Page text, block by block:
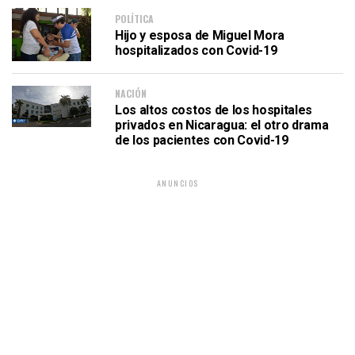
POLÍTICA
Hijo y esposa de Miguel Mora
hospitalizados con Covid-19
NACIÓN
Los altos costos de los hospitales
privados en Nicaragua: el otro drama
de los pacientes con Covid-19
ANUNCIOS